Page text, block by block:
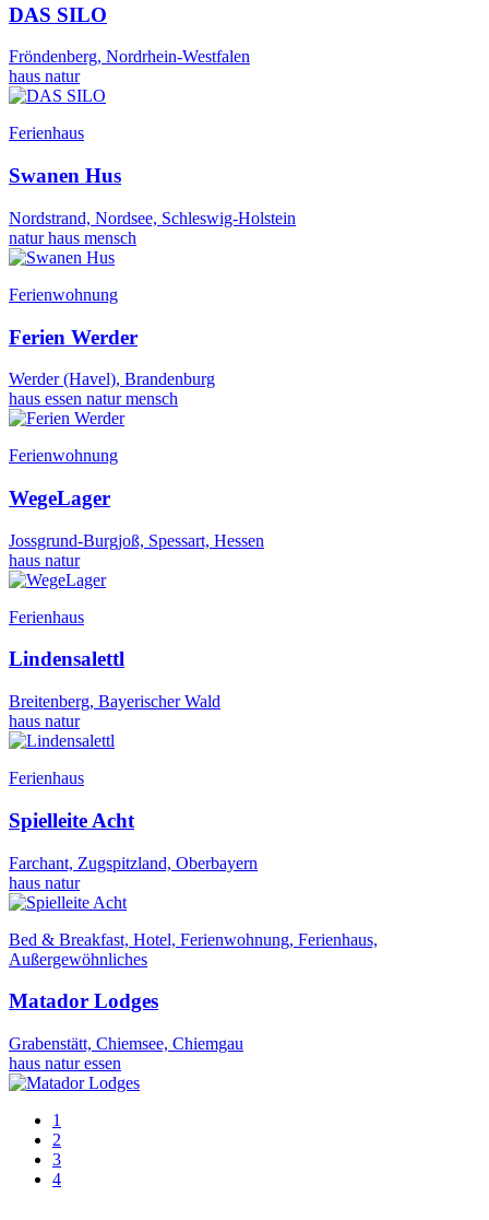
DAS SILO
Fröndenberg, Nordrhein-Westfalen
haus natur
Ferienhaus
Swanen Hus
Nordstrand, Nordsee, Schleswig-Holstein
natur haus mensch
Ferienwohnung
Ferien Werder
Werder (Havel), Brandenburg
haus essen natur mensch
Ferienwohnung
WegeLager
Jossgrund-Burgjoß, Spessart, Hessen
haus natur
Ferienhaus
Lindensalettl
Breitenberg, Bayerischer Wald
haus natur
Ferienhaus
Spielleite Acht
Farchant, Zugspitzland, Oberbayern
haus natur
Bed & Breakfast, Hotel, Ferienwohnung, Ferienhaus,
Außergewöhnliches
Matador Lodges
Grabenstätt, Chiemsee, Chiemgau
haus natur essen
1
2
3
4